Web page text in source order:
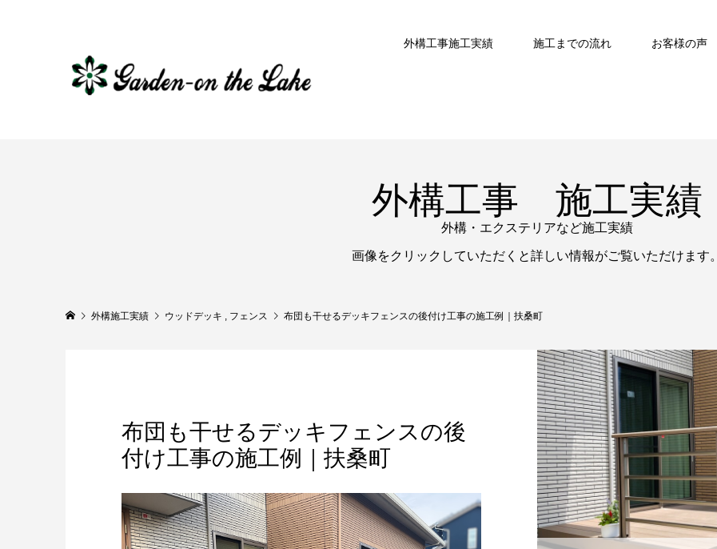
外構工事施工実績 施工までの流れ お客様の声
外構工事 施工実績
外構・エクステリアなど施工実績
画像をクリックしていただくと詳しい情報がご覧いただけます。
外構施工実績 ウッドデッキ , フェンス 布団も干せるデッキフェンスの後付け工事の施工例｜扶桑町
布団も干せるデッキフェンスの後
付け工事の施工例｜扶桑町